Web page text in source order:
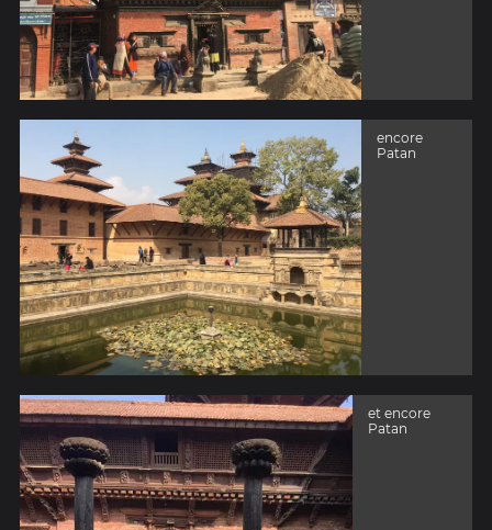
encore
Patan
et encore
Patan